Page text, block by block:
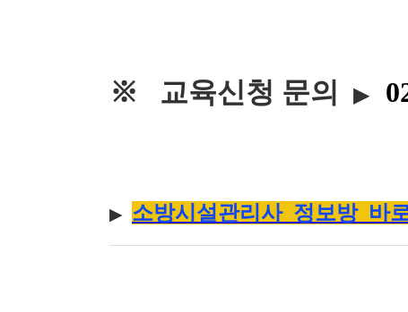
※ 교육신청 문의 ▶
▶ 소방시설관리사 정보방 바로